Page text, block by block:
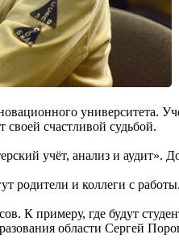
университета.
своей счастливой судьбой.
учёт, анализ и аудит».
родители и коллеги с работы.
К примеру, где будут
области Сергей